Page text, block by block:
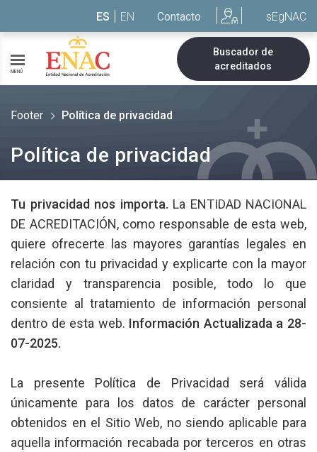
ES EN Contacto sEgNAC
MENÚ
Buscador de
acreditados
Footer Política de privacidad
Política de privacidad
Tu privacidad nos importa. La ENTIDAD NACIONAL
DE ACREDITACIÓN, como responsable de esta web,
quiere ofrecerte las mayores garantías legales en
relación con tu privacidad y explicarte con la mayor
claridad y transparencia posible, todo lo que
consiente al tratamiento de información personal
dentro de esta web. Información Actualizada a 28-
07-2025.
La presente Política de Privacidad será válida
únicamente para los datos de carácter personal
obtenidos en el Sitio Web, no siendo aplicable para
aquella información recabada por terceros en otras